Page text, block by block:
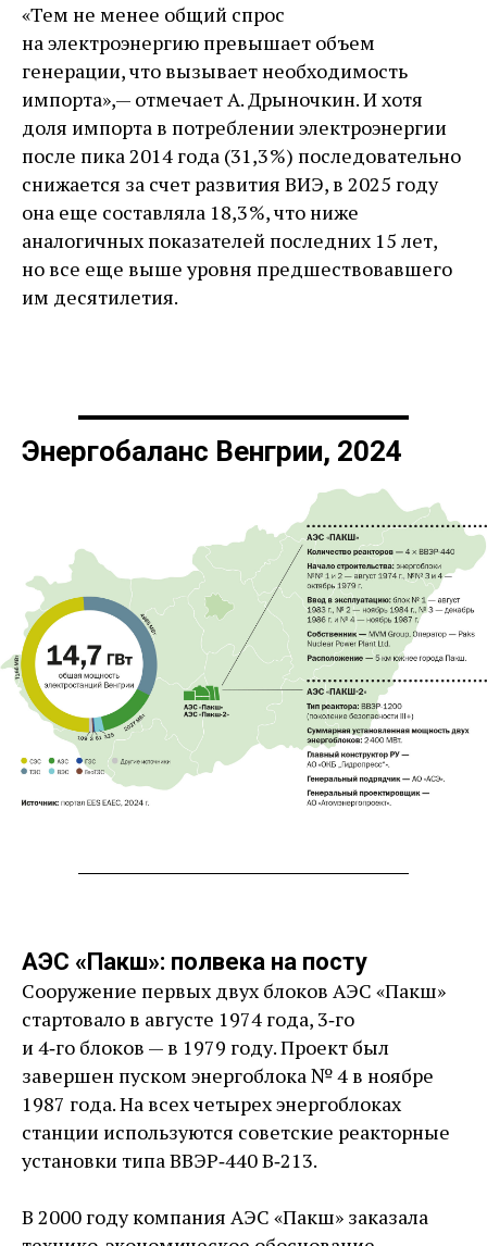
«Тем не менее общий спрос
на электроэнергию превышает объем
генерации, что вызывает необходимость
импорта», — ​отмечает А. Дрыночкин. И хотя
доля импорта в потреблении электроэнергии
после пика 2014 года (31,3 %) последовательно
снижается за счет развития ВИЭ, в 2025 году
она еще составляла 18,3 %, что ниже
аналогичных показателей последних 15 лет,
но все еще выше уровня предшествовавшего
им десятилетия.
Энергобаланс Венгрии, 2024
АЭС «Пакш»: полвека на посту
Сооружение первых двух блоков АЭС «Пакш»
стартовало в августе 1974 года, 3‑го
и 4‑го блоков — ​в 1979 году. Проект был
завершен пуском энергоблока № 4 в ноябре
1987 года. На всех четырех энергоблоках
станции используются советские реакторные
установки типа ВВЭР‑440 В‑213.
В 2000 году компания АЭС «Пакш» заказала